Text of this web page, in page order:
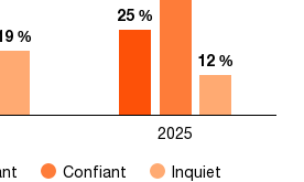
25 %
25 %
%
%
12 %
12 %
Confiant Inquiet
2025